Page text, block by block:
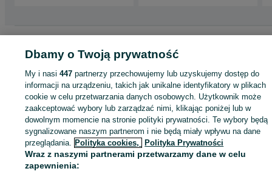
elektryczne - Wielkopolskie
Rowery elektryczne - Poznań
KATEGORIA
1068722868 Wyświetlenia:
Zadzwoń / SMS Wyślij wiadomość
Dbamy o Twoją prywatność
My i nasi447 partnerzy przechowujemy lub uzyskujemy dostęp do
informacji na urządzeniu, takich jak unikalne identyfikatory w plikach
cookie w celu przetwarzania danych osobowych. Użytkownik może
zaakceptować wybory lub zarządzać nimi, klikając poniżej lub w
dowolnym momencie na stronie polityki prywatności. Te wybory będą
sygnalizowane naszym partnerom i nie będą miały wpływu na dane
przeglądania. Polityka cookies, Polityka Prywatności
Wraz z naszymi partnerami przetwarzamy dane w celu
zapewnienia: